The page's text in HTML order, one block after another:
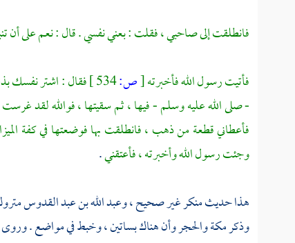
فانطلقت إلى صاحبي ، فقلت : بعني نفسي . قال : نعم على أن
فأتيت رسول الله فأخبرته[ص:
فقال : اشتر نفسك
- صلى الله عليه وسلم - فيها ، ثم سقيتها ، فوالله لقد
فأعطاني قطعة من ذهب ، فانطلقت بها فوضعتها في كفة
وجئت رسول الله وأخبرته ، فأعتقني.
هذا حديث منكر غير صحيح ،وعبد الله بن عبد القدوس
وذكرمكةوالحجر وأن هناك بساتين ، وخبط في مواضع . وروى